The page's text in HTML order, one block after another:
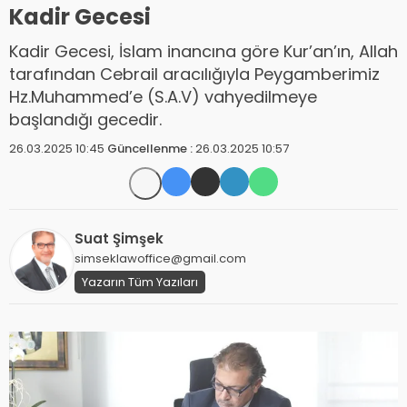
Kadir Gecesi
Kadir Gecesi, İslam inancına göre Kur’an’ın, Allah
tarafından Cebrail aracılığıyla Peygamberimiz
Hz.Muhammed’e (S.A.V) vahyedilmeye
başlandığı gecedir.
26.03.2025 10:45 Güncellenme :26.03.2025 10:57
Suat Şimşek
simseklawoffice@gmail.com
Yazarın Tüm Yazıları